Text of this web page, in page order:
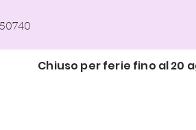
Chiuso per ferie fino al 20